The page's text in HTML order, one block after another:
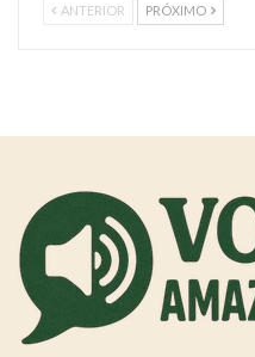
ANTERIOR PRÓXIMO